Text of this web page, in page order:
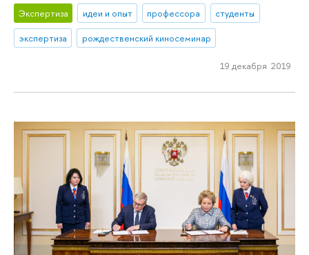
Экспертиза идеи и опыт профессора
студенты
экспертиза
рождественский киносеминар
19 декабря 2019